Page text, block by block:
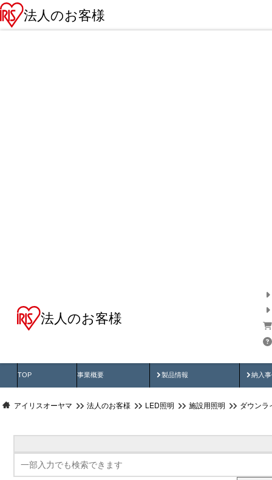
法人のお客様
法人のお客様
TOP 事業概要 製品情報
製品動画 納入
納
アイリスオーヤマ 法人のお客様 LED照明 施設用照明 ダウンラ